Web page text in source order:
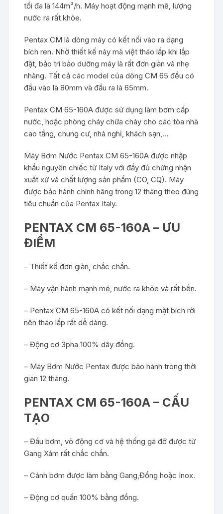
tối đa là 144m³/h. Máy hoạt động mạnh mẽ, lượng
nước ra rất khỏe.
Pentax CM là dòng máy có kết nối vào ra dạng
bích ren. Nhờ thiết kế này mà việt tháo lắp khi lắp
đặt, bảo trì bảo dưỡng máy là rất đơn giản và nhẹ
nhàng. Tất cả các model của dòng CM 65 đều có
đầu vào là 80mm và đầu ra là 65mm.
Pentax CM 65-160A được sử dụng làm bơm cấp
nước, hoặc phòng cháy chữa cháy cho các tòa nhà
cao tầng, chung cư, nhà nghỉ, khách sạn,…
Máy Bơm Nước Pentax CM 65-160A được nhập
khẩu nguyên chiếc từ Italy với đầy đủ chứng nhận
xuất xứ và chất lượng sản phẩm (CO, CQ). Máy
được bảo hành chính hãng trong 12 tháng theo đúng
tiêu chuẩn của Pentax Italy.
PENTAX CM 65-160A – ƯU
ĐIỂM
– Thiết kế đơn giản, chắc chắn.
– Máy vận hành mạnh mẽ, nước ra khỏe và rất bền.
– Pentax CM 65-160A có kết nối dạng mặt bích rời
nên tháo lắp rất dễ dàng.
– Động cơ 3pha 100% dây đồng.
– Máy Bơm Nước Pentax được bảo hành trong thời
gian 12 tháng.
PENTAX CM 65-160A – CẤU
TẠO
– Đầu bơm, vỏ động cơ và hệ thống gá đỡ được từ
Gang Xám rất chắc chắn.
– Cánh bơm được làm bằng Gang,Đồng hoặc Inox.
– Động cơ quấn 100% bằng đồng.